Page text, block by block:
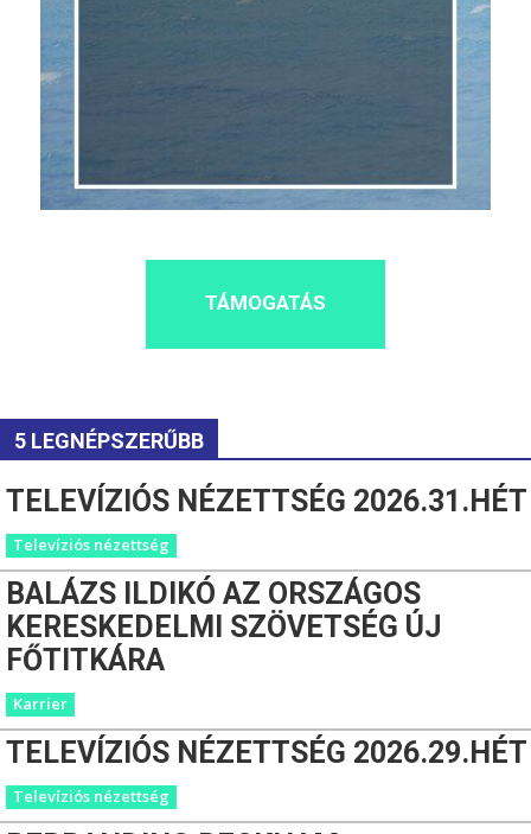
TÁMOGATÁS
5 LEGNÉPSZERŰBB
TELEVÍZIÓS NÉZETTSÉG 2026.31.HÉT
Televíziós nézettség
BALÁZS ILDIKÓ AZ ORSZÁGOS
KERESKEDELMI SZÖVETSÉG ÚJ
FŐTITKÁRA
Karrier
TELEVÍZIÓS NÉZETTSÉG 2026.29.HÉT
Televíziós nézettség